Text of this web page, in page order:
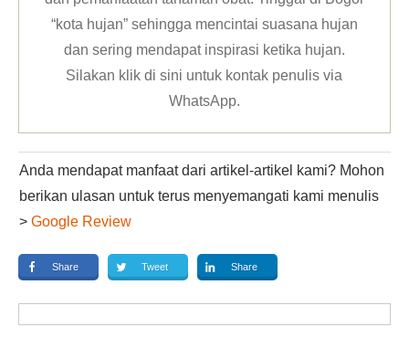
“kota hujan” sehingga mencintai suasana hujan
dan sering mendapat inspirasi ketika hujan.
Silakan klikdi sini untuk kontak penulis via
WhatsApp.
Anda mendapat manfaat dari artikel-artikel kami? Mohon
berikan ulasan untuk terus menyemangati kami menulis
> Google Review
Share Tweet Share